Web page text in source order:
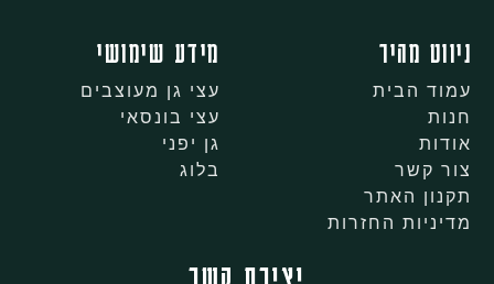
ניווט מהיר
עמוד הבית
חנות
אודות
צור קשר
תקנון האתר
מדיניות החזרות
מידע שימושי
עצי גן מעוצבים
עצי בונסאי
גן יפני
בלוג